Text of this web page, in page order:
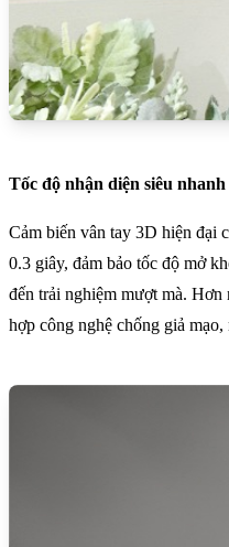
Tốc độ nhận diện siêu nhanh
Cảm biến vân tay 3D hiện đại
0.3 giây, đảm bảo tốc độ mở
đến trải nghiệm mượt mà.
hợp công nghệ chống giả